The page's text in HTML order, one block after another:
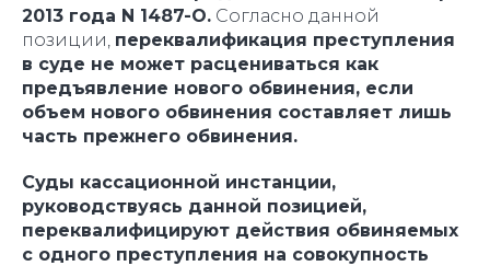
2013 года N 1487-О. Согласно данной
позиции, переквалификация преступления
в суде не может расцениваться как
предъявление нового обвинения, если
объем нового обвинения составляет лишь
часть прежнего обвинения.
Суды кассационной инстанции,
руководствуясь данной позицией,
переквалифицируют действия обвиняемых
с одного преступления на совокупность